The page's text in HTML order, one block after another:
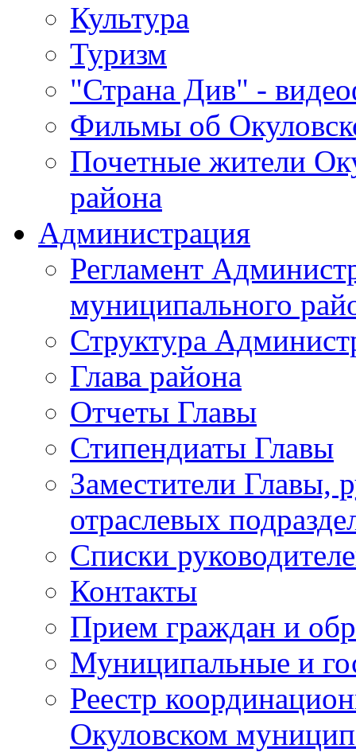
Культура
Туризм
"Страна Див" -
Фильмы об
Почетные жители
района
Администрация
Регламент
муниципального
Структура
Глава района
Отчеты Главы
Стипендиаты Главы
Заместители Главы,
отраслевых
Списки
Контакты
Прием граждан и
Муниципальные и
Реестр
Окуловском